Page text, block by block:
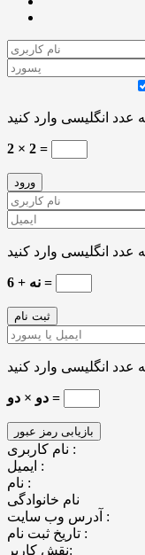
2 × 2 =
نه + 6 =
دو × دو =
نام کاربری :
ایمیل :
نام :
نام خانوادگی
آدرس وب سایت :
تاریخ ثبت نام :
نقش کاربر: